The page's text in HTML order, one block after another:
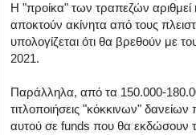
Η "προίκα" των τραπεζών
αποκτούν ακίνητα από τους
υπολογίζεται ότι θα βρεθούν με
2021.
Παράλληλα, από τα 150.000-
τιτλοποιήσεις "κόκκινων"
αυτού σε funds που θα εκδώσουν